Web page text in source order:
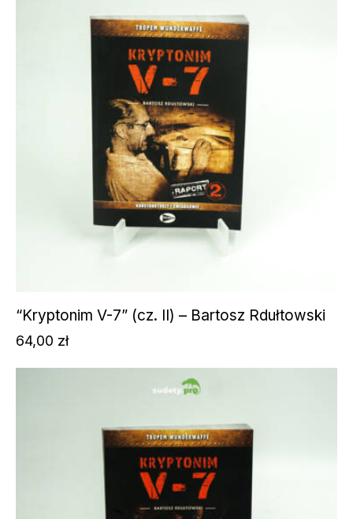
“Kryptonim V-7” (cz. II) – Bartosz Rdułtowski
64,00 zł